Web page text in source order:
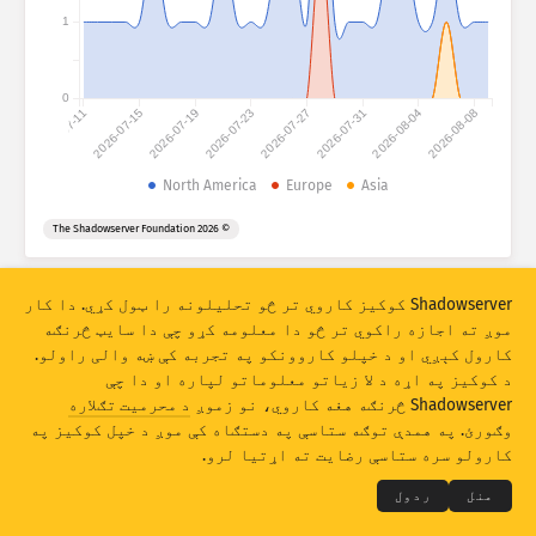
د برید احصائیې: دستګاوې
هېوادونه
د ډېټا مجموعه
هېواد
Stacking سر په سر شوې له یوه بل سره تداخل لرونکی
په اتومات ډول د اپډیټ پایلې
اپډیټ رېسیټ (له سره تنظیمول)
PNG په ډول ډاونلوډ
2026-07-112026-07-15 2026-07-19 2026-07-23 2026-07-27 2026-07-312026-08-04 2026-08-08
0
1
North America Europe Asia
© 2026 The Shadowserver Foundation
THE SHADOWSERVER FOUNDATION
خصوصي حریم او شرایط
موږ سره اړیکه اعتبارونه
Shadowserver کوکیز کاروي تر څو تحلیلونه را ټول کړي. دا کار
موږ ته اجازه راکوي تر څو دا معلومه کړو چې دا سایټ څرنګه
کارول کېږي او د خپلو کاروونکو په تجربه کې ښه والی راولو.
د کوکیز په اړه د لا زیاتو معلوماتو لپاره او دا چې
Shadowserver څرنګه هغه کاروي، نو زموږ
د محرمیت تګلاره
وګورئ. په همدې توګه ستاسې په دستګاه کې موږ د خپل کوکیز په
کارولو سره ستاسې رضایت ته اړتیا لرو.
منل ردول